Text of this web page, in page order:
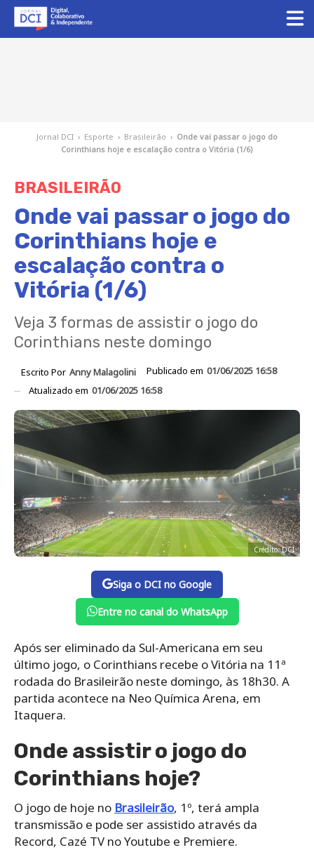
Jornal DCI › Esporte › Brasileirão › Onde vai passar o jogo do
Corinthians hoje e escalação contra o Vitória (1/6)
BRASILEIRÃO
Onde vai passar o jogo do
Corinthians hoje e
escalação contra o
Vitória (1/6)
Veja 3 formas de assistir o jogo do
Corinthians neste domingo
Escrito Por Anny Malagolini Publicado em 01/06/2025 16:58
Atualizado em 01/06/2025 16:58
Crédito: DCI
Siga o DCI no Google
Entre no canal do WhatsApp
Após ser eliminado da Sul-Americana em seu
último jogo, o Corinthians recebe o Vitória na 11ª
rodada do Brasileirão neste domingo, às 18h30. A
partida acontece na Neo Química Arena, em
Itaquera.
Onde assistir o jogo do
Corinthians hoje?
O jogo de hoje no Brasileirão, 1º, terá ampla
transmissão e pode ser assistido através da
Record, Cazé TV no Youtube e Premiere.